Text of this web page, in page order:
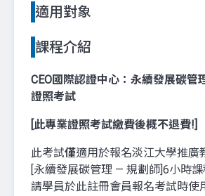
適用對象
課程介紹
CEO國際認證中心：永續發展碳管
證照考試
[此專業證照考試繳費後概不退費!]
此考試僅適用於報名淡江大學推廣
[永續發展碳管理 — 規劃師]6小時課
請學員於此註冊會員報名考試時使